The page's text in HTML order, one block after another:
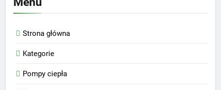
Strona główna
Kategorie
Pompy ciepła